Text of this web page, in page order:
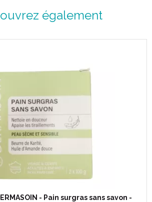
également
- Pain surgras sans savon -